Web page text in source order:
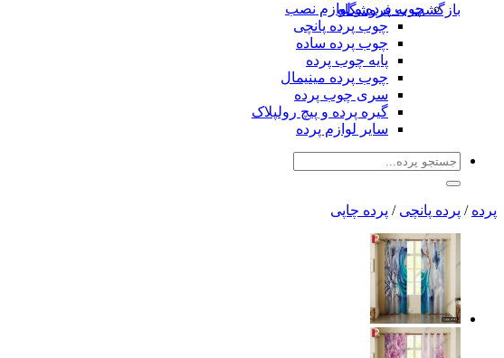
بازگشت به فروشگاه
چوب پرده و لوازم نصب
چوب پرده پانچی
چوب پرده ساده
پایه چوب پرده
چوب پرده مینیمال
سری چوب پرده
گیره پرده و پیچ رولپلاک
سایر لوازم پرده
جستجو
پرده / پرده پانچی / پرده چاپی